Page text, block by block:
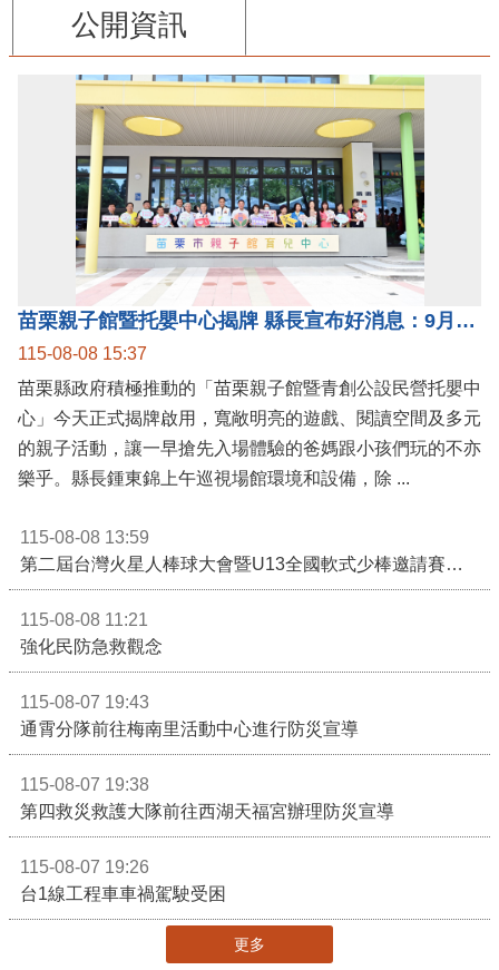
公開資訊
苗栗親子館暨托嬰中心揭牌 縣長宣布好消息：9月1日起調降臨時托嬰費用
115-08-08 15:37
苗栗縣政府積極推動的「苗栗親子館暨青創公設民營托嬰中
心」今天正式揭牌啟用，寬敞明亮的遊戲、閱讀空間及多元
的親子活動，讓一早搶先入場體驗的爸媽跟小孩們玩的不亦
樂乎。縣長鍾東錦上午巡視場館環境和設備，除 ...
115-08-08 13:59
第二屆台灣火星人棒球大會暨U13全國軟式少棒邀請賽在苗栗舉辦
115-08-08 11:21
強化民防急救觀念
115-08-07 19:43
通霄分隊前往梅南里活動中心進行防災宣導
115-08-07 19:38
第四救災救護大隊前往西湖天福宮辦理防災宣導
115-08-07 19:26
台1線工程車車禍駕駛受困
更多